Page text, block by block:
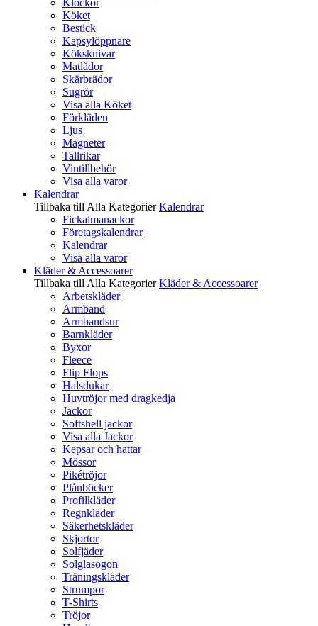
Klockor
Köket
Bestick
Kapsylöppnare
Köksknivar
Matlådor
Skärbrädor
Sugrör
Visa alla Köket
Förkläden
Ljus
Magneter
Tallrikar
Vintillbehör
Visa alla varor
Kalendrar
Tillbaka till Alla Kategorier Kalendrar
Fickalmanackor
Företagskalendrar
Kalendrar
Visa alla varor
Kläder & Accessoarer
Tillbaka till Alla Kategorier Kläder & Accessoarer
Arbetskläder
Armband
Armbandsur
Barnkläder
Byxor
Fleece
Flip Flops
Halsdukar
Huvtröjor med dragkedja
Jackor
Softshell jackor
Visa alla Jackor
Kepsar och hattar
Mössor
Pikétröjor
Plånböcker
Profilkläder
Regnkläder
Säkerhetskläder
Skjortor
Solfjäder
Solglasögon
Träningskläder
Strumpor
T-Shirts
Tröjor